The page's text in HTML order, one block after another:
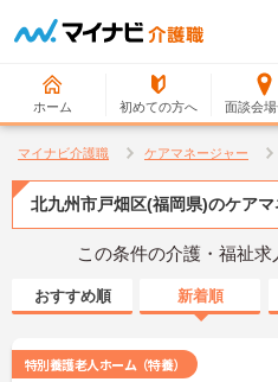
ホーム 初めての方へ 面談会
マイナビ介護職 ケアマネージャー
北九州市戸畑区(福岡県)のケア
この条件の介護・福祉求
おすすめ順 新着順
特別養護老人ホーム（特養）